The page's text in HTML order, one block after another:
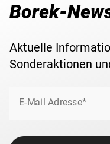
Borek-
Aktuelle
Sonderaktionen
E-Mail Adresse*